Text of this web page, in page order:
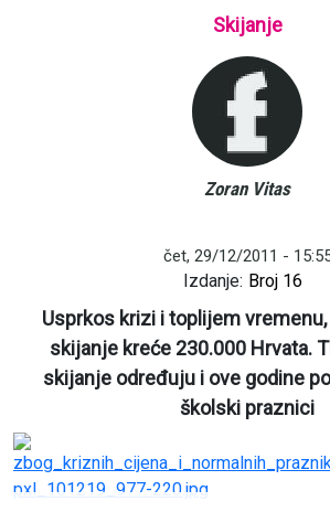
Skijanje
Zoran Vitas
čet, 29/12/2011 -
Izdanje: Broj 16
Usprkos krizi i toplijem
skijanje kreće 230.000 Hrvata.
skijanje određuju i ove godine
školski praznici